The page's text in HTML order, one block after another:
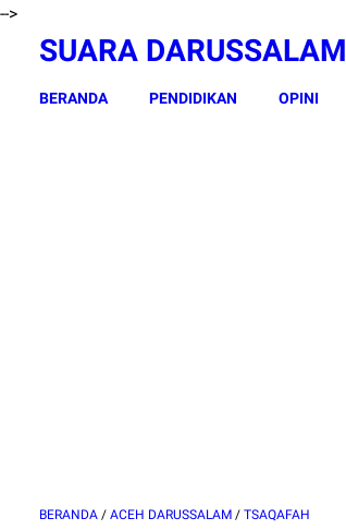
-->
SUARA DARUSSALAM
BERANDA PENDIDIKAN OPINI
BERANDA / ACEH DARUSSALAM / TSAQAFAH